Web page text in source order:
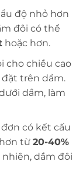
độ nhỏ hơn
đôi có thể
hoặc hơn.
cho chiều cao
trên dầm.
dầm, làm
có kết cấu
từ 20-40%
dầm đôi